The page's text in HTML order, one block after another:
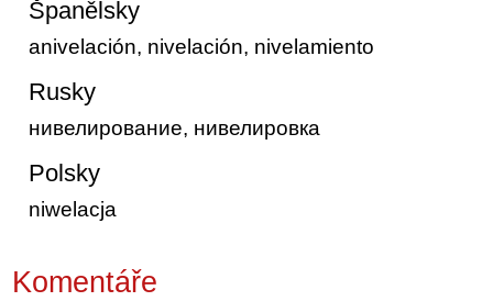
Španělsky
anivelación, nivelación, nivelamiento
Rusky
нивелирование, нивелировка
Polsky
niwelacja
Komentáře